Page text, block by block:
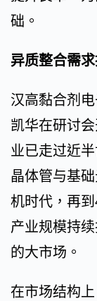
础。
异质整合需
汉高黏合剂
凯华在研讨
业已走过近
晶体管与基
机时代，再
产业规模持
的大市场。
在市场结构